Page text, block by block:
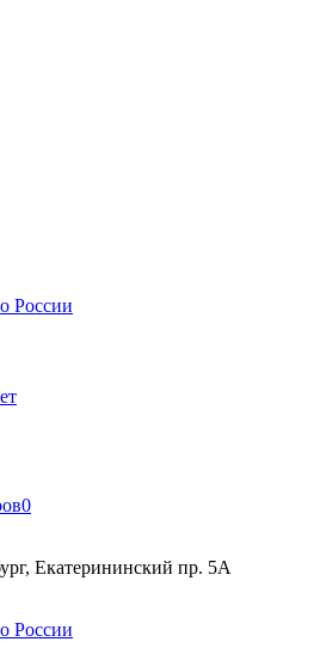
России
0
Екатерининский пр. 5А
России